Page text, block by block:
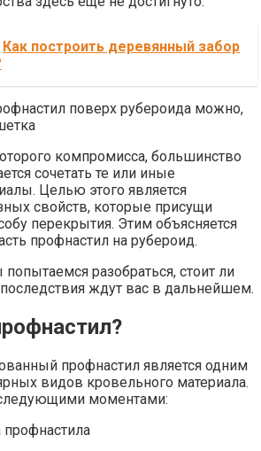
Как построить деревянный забор
поверх рубероида можно,
компромисса, большинство
сочетать те или иные
Целью этого является
свойств, которые присущи
перекрытия. Этим объясняется
профнастил на рубероид.
разобраться, стоит ли
ждут вас в дальнейшем.
профнастил является одним
видов кровельного материала.
моментами:
профнастила